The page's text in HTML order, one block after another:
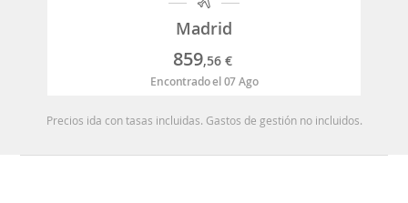
Madrid
859,56 €
Encontrado el 07 Ago
Precios ida con tasas incluidas. Gastos de gestión no incluidos.